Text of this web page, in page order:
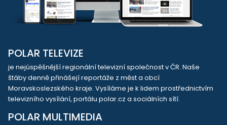
POLAR TELEVIZE
je nejúspěšnější regionální televizní společnost v ČR. Naše
štáby denně přinášejí reportáže z měst a obcí
Moravskoslezského kraje. Vysíláme je k lidem prostřednictvím
televizního vysílání, portálu polar.cz a sociálních sítí.
POLAR MULTIMEDIA